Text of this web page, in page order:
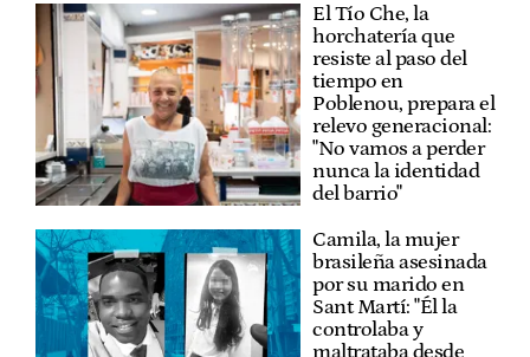
El Tío Che, la
horchatería que
resiste al paso del
tiempo en
Poblenou, prepara el
relevo generacional:
"No vamos a perder
nunca la identidad
del barrio"
Camila, la mujer
brasileña asesinada
por su marido en
Sant Martí: "Él la
controlaba y
maltrataba desde